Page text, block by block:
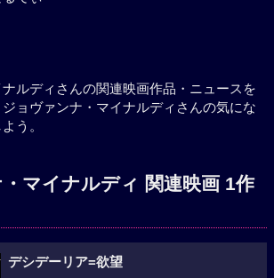
ルディさんの関連映画作品・ニュースを
ョヴァンナ・マイナルディさんの気にな
う。
マイナルディ 関連映画 1作
デシデーリア=欲望